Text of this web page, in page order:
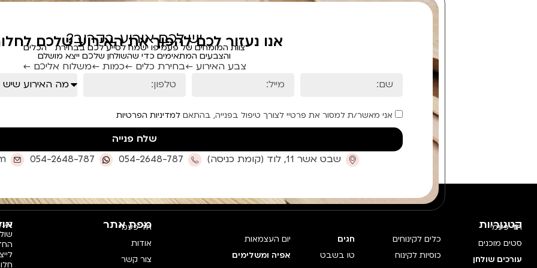
יש לכם אירוע בקרוב?
אנו נעזור לכם להפוך את האירוע שלכם
צוות המומחים של פעמיפו ישמח לסייע לכם בבחירת הכלים
והצבעים המתאימים כדי שהשולחן שלכם ייצא מושלם
צבע האירוע ←בחירת כלים ←כמות ←משלוח אליכם ←
אני מאשר/ת למסור את פרטיי לצורך טיפול בפנייה, בהתאםלמדיניות הפרטיות
שלח פנייה
שבט אשר 11, לוד (קומת כניסה)
054-2648-787
054-2648-787
קטגוריות
חד פעמי
סטים מוכנים
עורכים שולחן
כלים לקינוחים
כוסיות לקינוח
חגים
טו בשבט
יום העצמאות
אפיה ומשלימים
מפת אתר
חד פעמי
אודות
צור קשר